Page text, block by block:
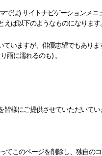
では) サイトナビゲーションメ
ば以下のようなものになります。
いますが、俳優志望でもあり
雨に濡れるのも) 。
皆様にご提供させていただいて
てこのページを削除し、独自の